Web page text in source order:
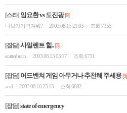
[스타] 임요환 vs 도진광[9]
나보기가역겨워?
2003.08.15 21:03 조회 7355
[잡담] 사일렌트 힐..[3]
scatterbrain
2003.08.13 03:17 조회 6731
[잡담] 어드벤쳐 게임 아무거나 추천해 주세용[9]
acid
2003.08.10 23:13 조회 6882
[잡담] state of emergency